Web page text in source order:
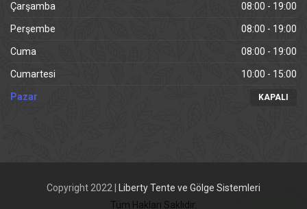
Çarşamba 08:00 - 19:00
Perşembe 08:00 - 19:00
Cuma 08:00 - 19:00
Cumartesi 10:00 - 15:00
Pazar KAPALI
Copyright 2022 |
Liberty Tente ve Gölge Sistemleri
Tüm Hakları Saklıdır.